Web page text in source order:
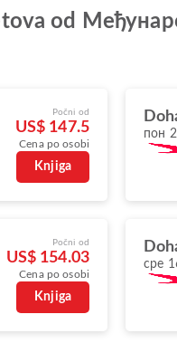
od
Počni od
US$ 147.5
Cena po osobi
Knjiga
пон
Počni od
US$ 154.03
Cena po osobi
Knjiga
сре